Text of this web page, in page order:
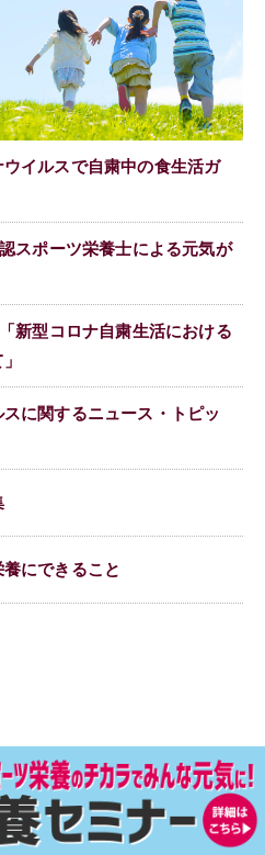
イルスで自粛中の食生活ガ
スポーツ栄養士による元気が
新型コロナ自粛生活における
に関するニュース・トピッ
にできること